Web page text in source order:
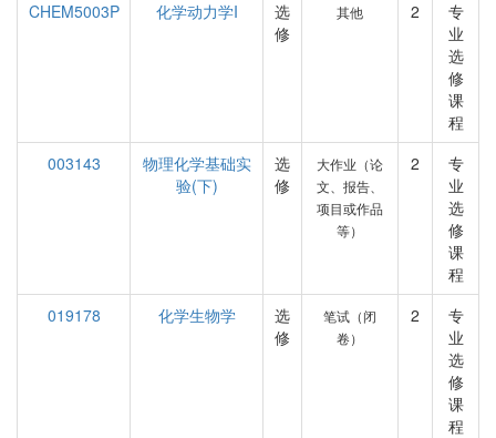
CHEM5003P
化学动力学I
选
修
其他 2
专
业
选
修
课
程
003143
物理化学基础实
验(下)
选
修
大作业（论
文、报告、
项目或作品
等）
2
专
业
选
修
课
程
019178
化学生物学
选
修
笔试（闭
卷）
2
专
业
选
修
课
程